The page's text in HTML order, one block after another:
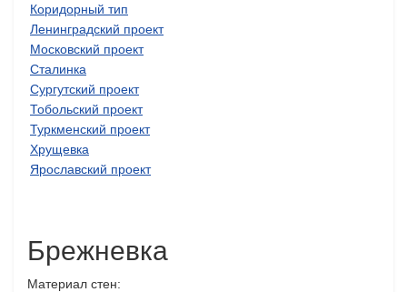
Коридорный тип
Ленинградский проект
Московский проект
Сталинка
Сургутский проект
Тобольский проект
Туркменский проект
Хрущевка
Ярославский проект
Брежневка
Материал стен: